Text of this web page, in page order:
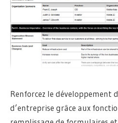
Renforcez le développement
d’entreprise grâce aux